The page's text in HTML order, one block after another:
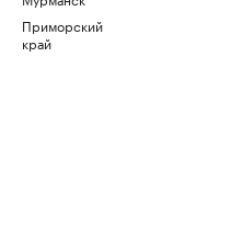
Приморский
край